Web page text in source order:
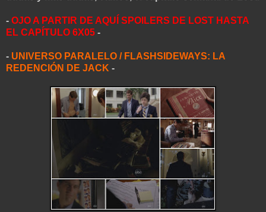
- OJO A PARTIR DE AQUÍ SPOILERS DE LOST HASTA
EL CAPÍTULO 6X05 -
- UNIVERSO PARALELO / FLASHSIDEWAYS: LA
REDENCIÓN DE JACK -